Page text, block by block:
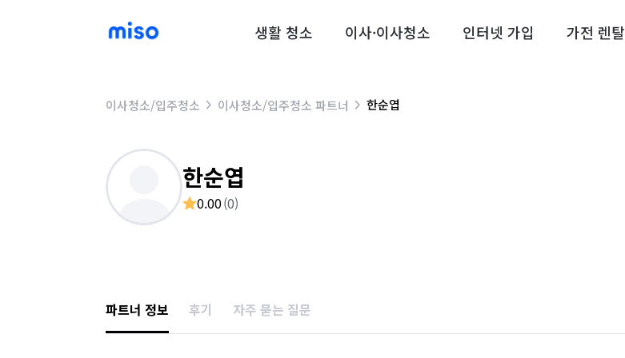
생활 청소 이사·이사청소 인터넷 가입 가전 렌탈
이사청소/입주청소 이사청소/입주청소 파트너 한순엽
한순엽
0.00(0)
파트너 정보 후기 자주 묻는 질문